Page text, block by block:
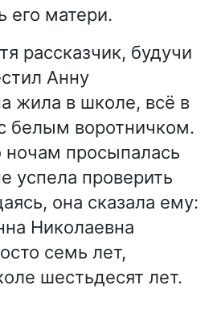
его матери.
рассказчик, будучи
Анну
жила в школе, всё в
белым воротничком.
ночам просыпалась
успела проверить
она сказала ему:
Николаевна
семь лет,
шестьдесят лет.